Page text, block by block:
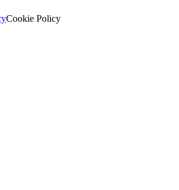
Cookie Policy